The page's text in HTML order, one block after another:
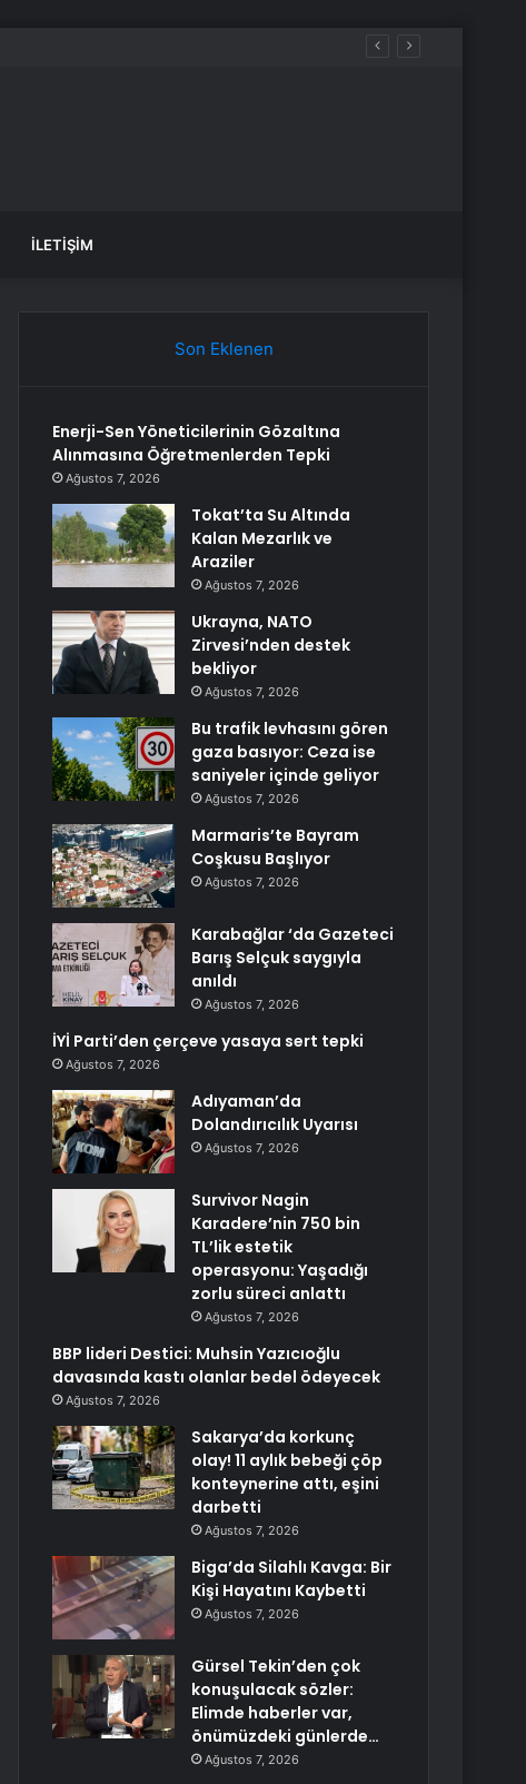
İLETIŞIM
Son Eklenen
Enerji-Sen Yöneticilerinin Gözaltına
Alınmasına Öğretmenlerden Tepki
Ağustos 7, 2026
Tokat’ta Su Altında
Kalan Mezarlık ve
Araziler
Ağustos 7, 2026
Ukrayna, NATO
Zirvesi’nden destek
bekliyor
Ağustos 7, 2026
Bu trafik levhasını gören
gaza basıyor: Ceza ise
saniyeler içinde geliyor
Ağustos 7, 2026
Marmaris’te Bayram
Coşkusu Başlıyor
Ağustos 7, 2026
Karabağlar ‘da Gazeteci
Barış Selçuk saygıyla
anıldı
Ağustos 7, 2026
İYİ Parti’den çerçeve yasaya sert tepki
Ağustos 7, 2026
Adıyaman’da
Dolandırıcılık Uyarısı
Ağustos 7, 2026
Survivor Nagin
Karadere’nin 750 bin
TL’lik estetik
operasyonu: Yaşadığı
zorlu süreci anlattı
Ağustos 7, 2026
BBP lideri Destici: Muhsin Yazıcıoğlu
davasında kastı olanlar bedel ödeyecek
Ağustos 7, 2026
Sakarya’da korkunç
olay! 11 aylık bebeği çöp
konteynerine attı, eşini
darbetti
Ağustos 7, 2026
Biga’da Silahlı Kavga: Bir
Kişi Hayatını Kaybetti
Ağustos 7, 2026
Gürsel Tekin’den çok
konuşulacak sözler:
Elimde haberler var,
önümüzdeki günlerde…
Ağustos 7, 2026